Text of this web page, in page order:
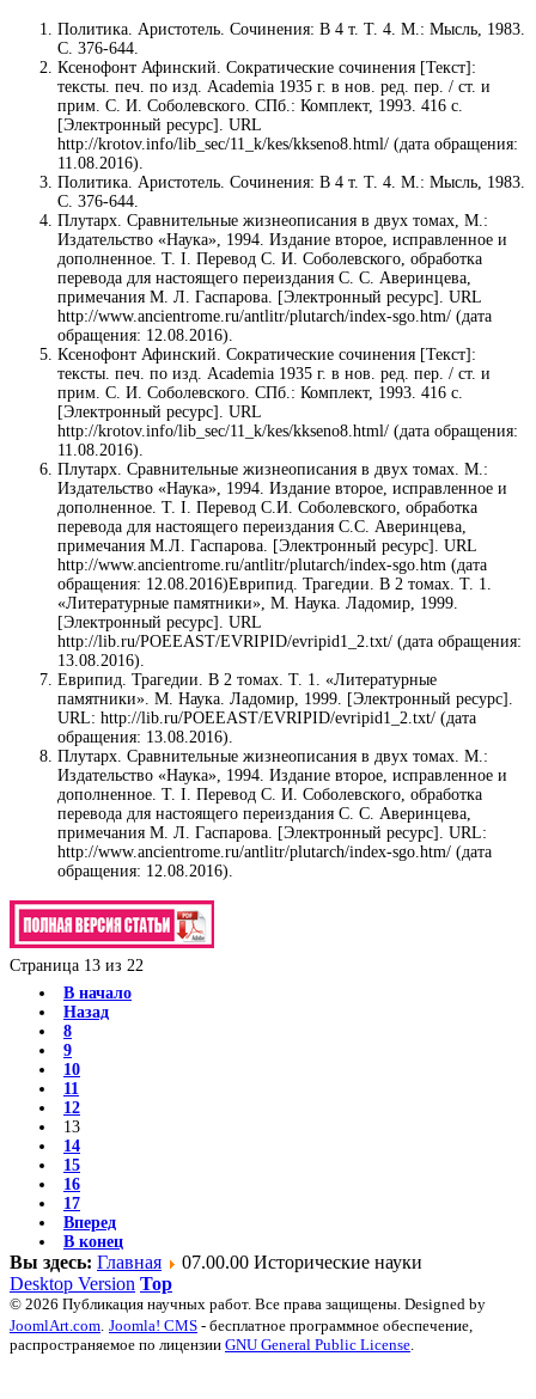
Политика. Аристотель. Сочинения: В 4 т. Т. 4. М.: Мысль, 1983.
С. 376-644.
Ксенофонт Афинский. Сократические сочинения [Текст]:
тексты. печ. по изд. Academia 1935 г. в нов. ред. пер. / ст. и
прим. С. И. Соболевского. СПб.: Комплект, 1993. 416 с.
[Электронный ресурс]. URL
http://krotov.info/lib_sec/11_k/kes/kkseno8.html/ (дата обращения:
11.08.2016).
Политика. Аристотель. Сочинения: В 4 т. Т. 4. М.: Мысль, 1983.
С. 376-644.
Плутарх. Сравнительные жизнеописания в двух томах, М.:
Издательство «Наука», 1994. Издание второе, исправленное и
дополненное. Т. I. Перевод С. И. Соболевского, обработка
перевода для настоящего переиздания С. С. Аверинцева,
примечания М. Л. Гаспарова. [Электронный ресурс]. URL
http://www.ancientrome.ru/antlitr/plutarch/index-sgo.htm/ (дата
обращения: 12.08.2016).
Ксенофонт Афинский. Сократические сочинения [Текст]:
тексты. печ. по изд. Academia 1935 г. в нов. ред. пер. / ст. и
прим. С. И. Соболевского. СПб.: Комплект, 1993. 416 с.
[Электронный ресурс]. URL
http://krotov.info/lib_sec/11_k/kes/kkseno8.html/ (дата обращения:
11.08.2016).
Плутарх. Сравнительные жизнеописания в двух томах. М.:
Издательство «Наука», 1994. Издание второе, исправленное и
дополненное. Т. I. Перевод С.И. Соболевского, обработка
перевода для настоящего переиздания С.С. Аверинцева,
примечания М.Л. Гаспарова. [Электронный ресурс]. URL
http://www.ancientrome.ru/antlitr/plutarch/index-sgo.htm (дата
обращения: 12.08.2016)Еврипид. Трагедии. В 2 томах. Т. 1.
«Литературные памятники», М. Наука. Ладомир, 1999.
[Электронный ресурс]. URL
http://lib.ru/POEEAST/EVRIPID/evripid1_2.txt/ (дата обращения:
13.08.2016).
Еврипид. Трагедии. В 2 томах. Т. 1. «Литературные
памятники». М. Наука. Ладомир, 1999. [Электронный ресурс].
URL: http://lib.ru/POEEAST/EVRIPID/evripid1_2.txt/ (дата
обращения: 13.08.2016).
Плутарх. Сравнительные жизнеописания в двух томах. М.:
Издательство «Наука», 1994. Издание второе, исправленное и
дополненное. Т. I. Перевод С. И. Соболевского, обработка
перевода для настоящего переиздания С. С. Аверинцева,
примечания М. Л. Гаспарова. [Электронный ресурс]. URL:
http://www.ancientrome.ru/antlitr/plutarch/index-sgo.htm/ (дата
обращения: 12.08.2016).
Страница 13 из 22
В начало
Назад
8
9
10
11
12
13
14
15
16
17
Вперед
В конец
Вы здесь: Главная
07.00.00 Исторические науки
Desktop Version Top
© 2026 Публикация научных работ. Все права защищены. Designed by
JoomlArt.com. Joomla! CMS - бесплатное программное обеспечение,
распространяемое по лицензии GNU General Public License.